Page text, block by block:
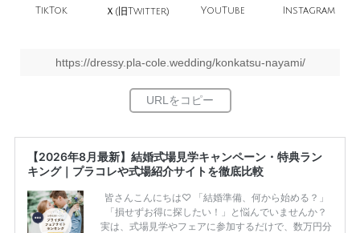
TikTok Ｘ(旧Twitter) YouTube Instagram
https://dressy.pla-cole.wedding/konkatsu-nayami/
【2026年8月最新】結婚式場見学キャンペーン・特典ラン
キング｜プラコレや式場紹介サイトを徹底比較
皆さんこんにちは♡ 「結婚準備、何から始める？」
「損せずお得に探したい！」と悩んでいませんか？
実は、式場見学やフェアに参加するだけで、数万円分